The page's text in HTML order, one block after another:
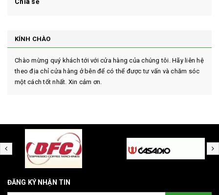
KÍNH CHÀO
Chào mừng quý khách tới với cửa hàng của chúng tôi. Hãy liên hệ
theo địa chỉ cửa hàng ở bên để có thể được tư vấn và chăm sóc
một cách tốt nhất. Xin cảm ơn.
ĐĂNG KÝ NHẬN TIN